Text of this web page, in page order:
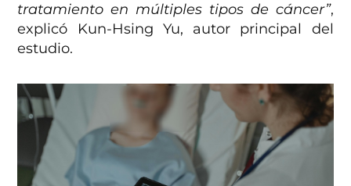
tratamiento en múltiples tipos de cáncer”,
explicó Kun-Hsing Yu, autor principal del
estudio.